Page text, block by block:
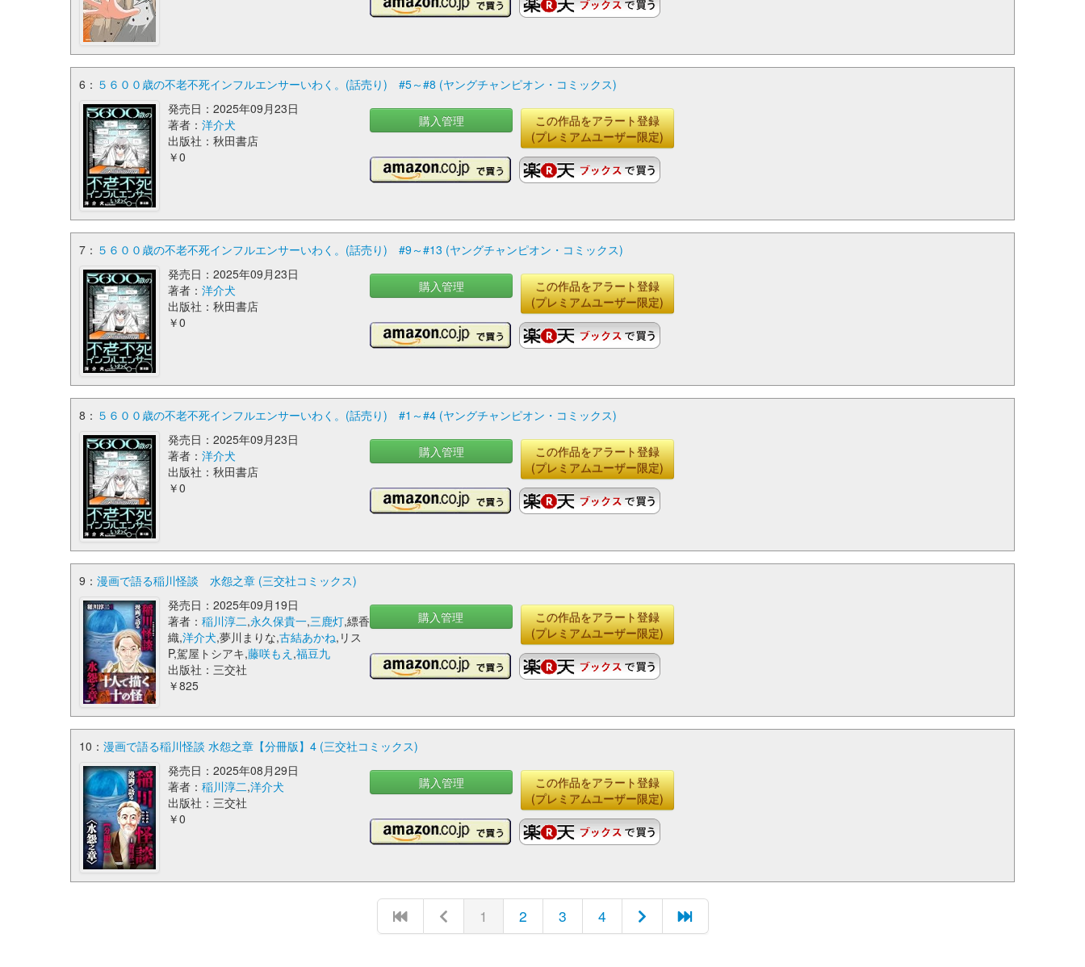
6： ５６００歳の不老不死インフルエンサーいわく。(話売り) #5～#8 (ヤングチャンピオン・コミックス)
発売日：2025年09月23日
著者：洋介犬
出版社：秋田書店
￥0
購入管理
この作品をアラート登録
(プレミアムユーザー限定)
7： ５６００歳の不老不死インフルエンサーいわく。(話売り) #9～#13 (ヤングチャンピオン・コミックス)
発売日：2025年09月23日
著者：洋介犬
出版社：秋田書店
￥0
購入管理
この作品をアラート登録
(プレミアムユーザー限定)
8： ５６００歳の不老不死インフルエンサーいわく。(話売り) #1～#4 (ヤングチャンピオン・コミックス)
発売日：2025年09月23日
著者：洋介犬
出版社：秋田書店
￥0
購入管理
この作品をアラート登録
(プレミアムユーザー限定)
9： 漫画で語る稲川怪談 水怨之章 (三交社コミックス)
発売日：2025年09月19日
著者： 稲川淳二,永久保貴一,三鹿灯,縹香
織,洋介犬,夢川まりな,古結あかね,リス
P,駕屋トシアキ,藤咲もえ ,福豆九
出版社：三交社
￥825
購入管理
この作品をアラート登録
(プレミアムユーザー限定)
10： 漫画で語る稲川怪談 水怨之章【分冊版】4 (三交社コミックス)
発売日：2025年08月29日
著者：稲川淳二,洋介犬
出版社：三交社
￥0
購入管理
この作品をアラート登録
(プレミアムユーザー限定)
1 2 3 4